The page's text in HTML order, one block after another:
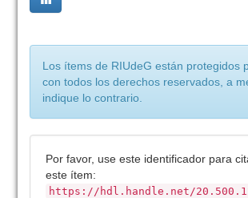
Los ítems de RIUdeG están protegidos
con todos los derechos reservados, a
indique lo contrario.
Por favor, use este identificador para
este ítem:
https://hdl.handle.net/